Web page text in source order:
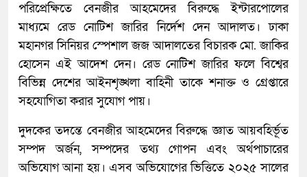
পরিপ্রেক্ষিতে বেনজীর আহমেদের বিরুদ্ধে ইন্টারপোলের
মাধ্যমে রেড নোটিশ জারির নির্দেশ দেন আদালত। ঢাকা
মহানগর সিনিয়র স্পেশাল জজ আদালতের বিচারক মো. জাকির
হোসেন এই আদেশ দেন। রেড নোটিশ জারির ফলে বিশ্বের
বিভিন্ন দেশের আইনশৃঙ্খলা বাহিনী তাকে শনাক্ত ও গ্রেপ্তারে
সহযোগিতা করার সুযোগ পায়।
দুদকের তদন্তে বেনজীর আহমেদের বিরুদ্ধে জ্ঞাত আয়বহির্ভূত
সম্পদ অর্জন, সম্পদের তথ্য গোপন এবং অর্থপাচারের
অভিযোগ আনা হয়। এসব অভিযোগের ভিত্তিতে ২০২৫ সালের